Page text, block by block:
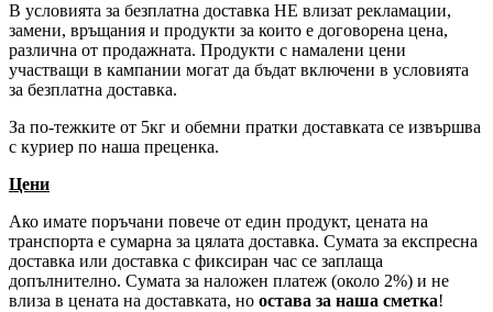
В условията за безплатна доставка НЕ влизат рекламации,
замени, връщания и продукти за които е договорена цена,
различна от продажната. Продукти с намалени цени
участващи в кампании могат да бъдат включени в условията
за безплатна доставка.
За по-тежките от 5кг и обемни пратки доставката се извършва
с куриер по наша преценка.
Цени
Ако имате поръчани повече от един продукт, цената на
транспорта е сумарна за цялата доставка. Сумата за експресна
доставка или доставка с фиксиран час се заплаща
допълнително. Сумата за наложен платеж (около 2%) и не
влиза в цената на доставката, но остава за наша сметка!